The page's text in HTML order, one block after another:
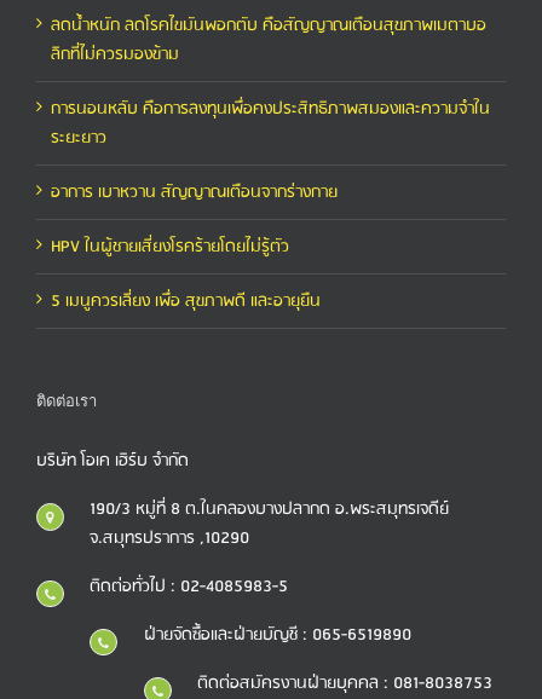
ลดน้ำหนัก ลดโรคไขมันพอกตับ คือสัญญาณเตือนสุขภาพเมตาบอ
ลิกที่ไม่ควรมองข้าม
การนอนหลับ คือการลงทุนเพื่อคงประสิทธิภาพสมองและความจำใน
ระยะยาว
อาการ เบาหวาน สัญญาณเตือนจากร่างกาย
HPV ในผู้ชายเสี่ยงโรคร้ายโดยไม่รู้ตัว
5 เมนูควรเลี่ยง เพื่อ สุขภาพดี และอายุยืน
ติดต่อเรา
บริษัท โอเค เฮิร์บ จำกัด
190/3 หมู่ที่ 8 ต.ในคลองบางปลากด อ.พระสมุทรเจดีย์
จ.สมุทรปราการ ,10290
ติดต่อทั่วไป : 02-4085983-5
ฝ่ายจัดซื้อและฝ่ายบัญชี : 065-6519890
ติดต่อสมัครงานฝ่ายบุคคล : 081-8038753